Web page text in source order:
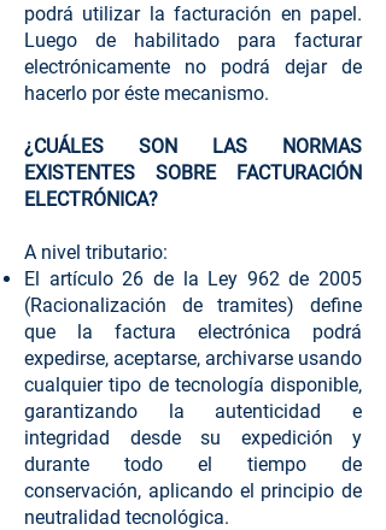
podrá utilizar la facturación en papel.
Luego de habilitado para facturar
electrónicamente no podrá dejar de
hacerlo por éste mecanismo.
¿CUÁLES SON LAS NORMAS
EXISTENTES SOBRE FACTURACIÓN
ELECTRÓNICA?
A nivel tributario:
El artículo 26 de la Ley 962 de 2005
(Racionalización de tramites) define
que la factura electrónica podrá
expedirse, aceptarse, archivarse usando
cualquier tipo de tecnología disponible,
garantizando la autenticidad e
integridad desde su expedición y
durante todo el tiempo de
conservación, aplicando el principio de
neutralidad tecnológica.